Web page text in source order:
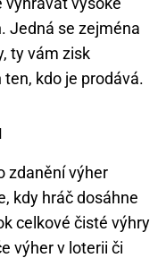
Jedná se zejména
ty vám zisk
kdo je prodává.
zdanění výher
kdy hráč dosáhne
celkové čisté výhry
výher v loterii či